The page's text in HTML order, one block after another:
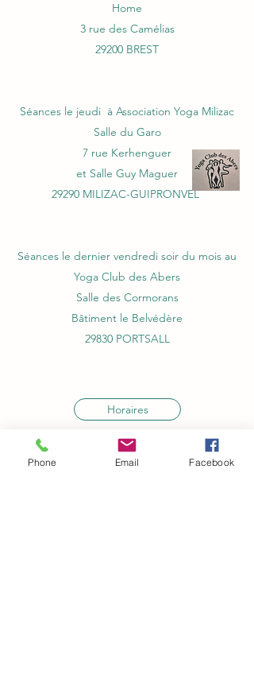
Home
3 rue des Camélias
29200 BREST
Séances le jeudi à Association Yoga Milizac
Salle du Garo
7 rue Kerhenguer
et Salle Guy Maguer
29290 MILIZAC-GUIPRONVEL
Séances le dernier vendredi soir du mois au
Yoga Club des Abers
Salle des Cormorans
Bâtiment le Belvédère
29830 PORTSALL
Horaires
Phone Email Facebook